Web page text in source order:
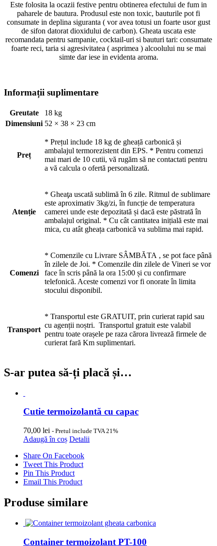
Este folosita la ocazii festive pentru obtinerea efectului de fum in
paharele de bautura. Produsul este non toxic, bauturile pot fi
consumate in deplina siguranta ( vor avea totusi un foarte usor gust
de sifon datorat dioxidului de carbon). Gheata uscata este
recomandata pentru sampanie, cocktail-uri si bauturi tari: consumate
foarte reci, taria si agresivitatea ( asprimea ) alcoolului nu se mai
simte dar iese in evidenta aroma.
Informații suplimentare
Greutate
18 kg
Dimensiuni 52 × 38 × 23 cm
Preț
* Prețul include 18 kg de gheață carbonică și
ambalajul termorezistent din EPS. * Pentru comenzi
mai mari de 10 cutii, vă rugăm să ne contactati pentru
a vă calcula o ofertă personalizată.
Atenție
* Gheaţa uscată sublimă în 6 zile. Ritmul de sublimare
este aproximativ 3kg/zi, în funcție de temperatura
camerei unde este depozitată și dacă este păstrată în
ambalajul original. * Cu cât cantitatea inițială este mai
mica, cu atât gheața carbonică va sublima mai rapid.
Comenzi
* Comenzile cu Livrare SÂMBĂTA , se pot face până
în zilele de Joi. * Comenzile din zilele de Vineri se vor
face în scris până la ora 15:00 și cu confirmare
telefonică. Aceste comenzi vor fi onorate în limita
stocului disponibil.
Transport
* Transportul este GRATUIT, prin curierat rapid sau
cu agenții noștri. Transportul gratuit este valabil
pentru toate orașele pe raza cărora livrează firmele de
curierat fară Km suplimentari.
S-ar putea să-ți placă și…
Cutie termoizolantă cu capac
70,00 lei - Pretul include TVA 21%
Adaugă în coș Detalii
Share On Facebook
Tweet This Product
Pin This Product
Email This Product
Produse similare
Container termoizolant PT-100